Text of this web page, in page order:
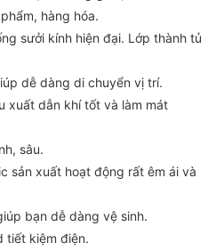
hàng hóa.
sưởi kính hiện đại. Lớp thành tủ
dễ dàng di chuyển vị trí.
xuất dẫn khí tốt và làm mát
sâu.
sản xuất hoạt động rất êm ái và
bạn dễ dàng vệ sinh.
tiết kiệm điện.